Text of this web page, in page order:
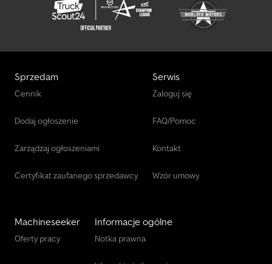
Sprzedam
Cennik
Dodaj ogłoszenie
Zarządzaj ogłoszeniami
Certyfikat zaufanego sprzedawcy
Serwis
Zaloguj się
FAQ/Pomoc
Kontakt
Wzór umowy
Machineseeker
Oferty pracy
Informacje ogólne
Notka prawna